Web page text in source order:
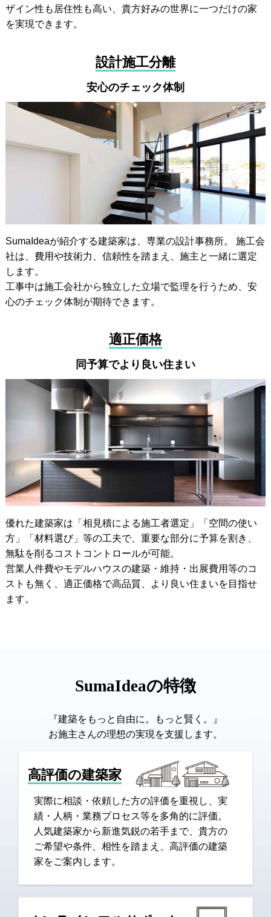
ザイン性も居住性も高い、貴方好みの世界に一つだけの家
を実現できます。
設計施工分離
安心のチェック体制
SumaIdeaが紹介する建築家は、専業の設計事務所。 施工会
社は、費用や技術力、信頼性を踏まえ、施主と一緒に選定
します。
工事中は施工会社から独立した立場で監理を行うため、安
心のチェック体制が期待できます。
適正価格
同予算でより良い住まい
優れた建築家は「相見積による施工者選定」「空間の使い
方」「材料選び」等の工夫で、重要な部分に予算を割き、
無駄を削るコストコントロールが可能。
営業人件費やモデルハウスの建築・維持・出展費用等のコ
ストも無く、適正価格で高品質、より良い住まいを目指せ
ます。
SumaIdeaの特徴
『建築をもっと自由に。もっと賢く。』
お施主さんの理想の実現を支援します。
高評価の建築家
実際に相談・依頼した方の評価を重視し、実
績・人柄・業務プロセス等を多角的に評価。
人気建築家から新進気鋭の若手まで、貴方の
ご希望や条件、相性を踏まえ、高評価の建築
家をご案内します。